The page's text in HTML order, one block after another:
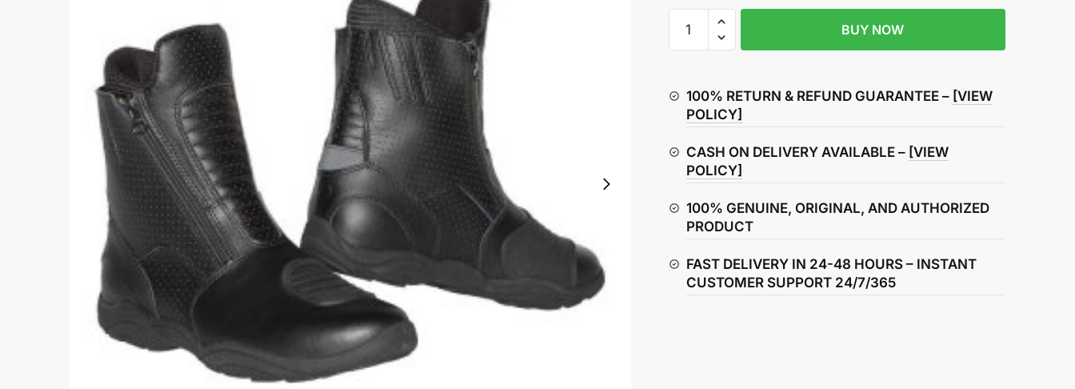
Pro
Boots
quantity
BUY NOW
100% RETURN & REFUND GUARANTEE – [VIEW
POLICY]
CASH ON DELIVERY AVAILABLE – [VIEW
POLICY]
100% GENUINE, ORIGINAL, AND AUTHORIZED
PRODUCT
FAST DELIVERY IN 24-48 HOURS – INSTANT
CUSTOMER SUPPORT 24/7/365